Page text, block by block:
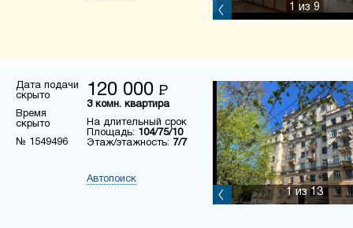
1 из 9
Дата подачи
скрыто
Время
скрыто
№ 1549496
120 000 Р
3 комн. квартира
На длительный срок
Площадь: 104/75/10
Этаж/этажность: 7/7
Автопоиск
1из 13